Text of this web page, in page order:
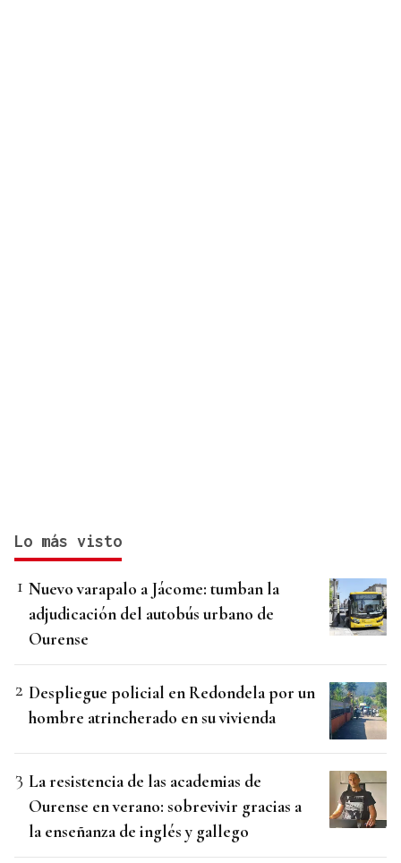
Lo más visto
Nuevo varapalo a Jácome: tumban la
adjudicación del autobús urbano de
Ourense
Despliegue policial en Redondela por un
hombre atrincherado en su vivienda
La resistencia de las academias de
Ourense en verano: sobrevivir gracias a
la enseñanza de inglés y gallego